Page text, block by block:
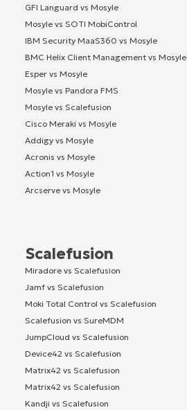
GFI Languard vs Mosyle
Mosyle vs SOTI MobiControl
IBM Security MaaS360 vs Mosyle
BMC Helix Client Management vs Mosyle
Esper vs Mosyle
Mosyle vs Pandora FMS
Mosyle vs Scalefusion
Cisco Meraki vs Mosyle
Addigy vs Mosyle
Acronis vs Mosyle
Action1 vs Mosyle
Arcserve vs Mosyle
Scalefusion
Miradore vs Scalefusion
Jamf vs Scalefusion
Moki Total Control vs Scalefusion
Scalefusion vs SureMDM
JumpCloud vs Scalefusion
Device42 vs Scalefusion
Matrix42 vs Scalefusion
Matrix42 vs Scalefusion
Kandji vs Scalefusion